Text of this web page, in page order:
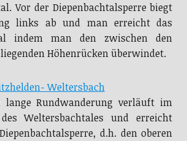
Vor der Diepenbachtalsperre biegt
links ab und man erreicht das
indem man den zwischen den
Höhenrücken überwindet.
Weltersbach
lange Rundwanderung verläuft im
Weltersbachtales und erreicht
d.h. den oberen